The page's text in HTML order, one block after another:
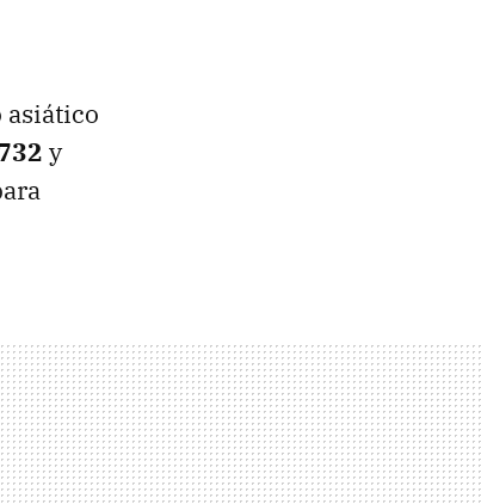
asiático
y